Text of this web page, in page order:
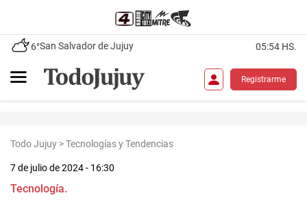
6°San Salvador de Jujuy 05:54 HS.
Registrarme
Todo Jujuy >Tecnologías y Tendencias
7 de julio de 2024 - 16:30
Tecnología.